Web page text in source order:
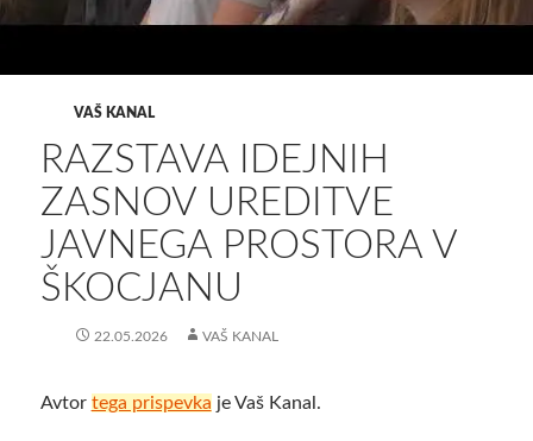
VAŠ KANAL
RAZSTAVA IDEJNIH
ZASNOV UREDITVE
JAVNEGA PROSTORA V
ŠKOCJANU
22.05.2026 VAŠ KANAL
Avtor tega prispevka je Vaš Kanal.